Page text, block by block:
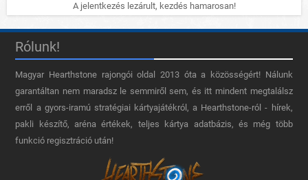
A jelentkezés lezárult, kezdés hamarosan!
Rólunk!
Magyar Hearthstone​ rajongói oldal 2013 óta a közösségért! Nálunk
garantáltan nem maradsz le semmiről sem, és itt mindent megtalálsz
erről a gyors-iramú stratégiai kártyajátékról, a Hearthstone-ról - hírek,
pakli készítő, aréna értékek, teljes kártya adatbázis, és még több
funkció regisztráció után!